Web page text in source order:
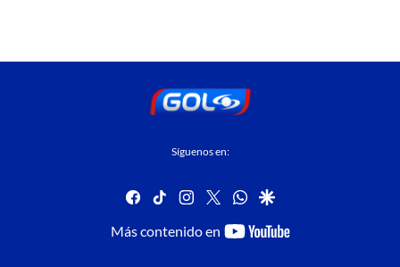
Síguenos en:
facebook
tiktok instagram
twitterwhatsapp
google
Más contenido en
youtube-